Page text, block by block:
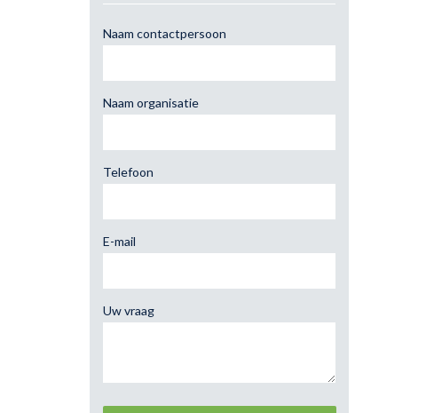
Naam contactpersoon
Naam organisatie
Telefoon
E-mail
Uw vraag